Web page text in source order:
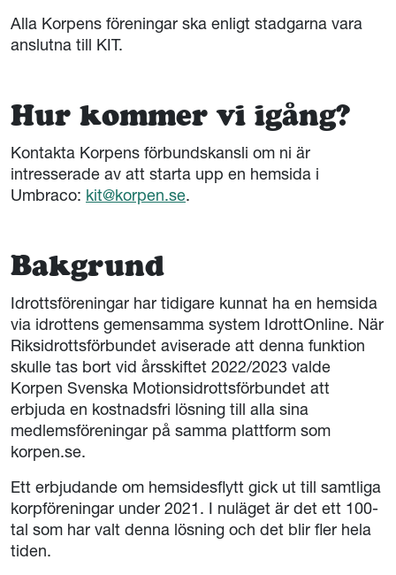
Alla Korpens föreningar ska enligt stadgarna vara
anslutna till KIT.
Hur kommer vi igång?
Kontakta Korpens förbundskansli om ni är
intresserade av att starta upp en hemsida i
Umbraco: kit@korpen.se.
Bakgrund
Idrottsföreningar har tidigare kunnat ha en hemsida
via idrottens gemensamma system IdrottOnline. När
Riksidrottsförbundet aviserade att denna funktion
skulle tas bort vid årsskiftet 2022/2023 valde
Korpen Svenska Motionsidrottsförbundet att
erbjuda en kostnadsfri lösning till alla sina
medlemsföreningar på samma plattform som
korpen.se.
Ett erbjudande om hemsidesflytt gick ut till samtliga
korpföreningar under 2021. I nuläget är det ett 100-
tal som har valt denna lösning och det blir fler hela
tiden.